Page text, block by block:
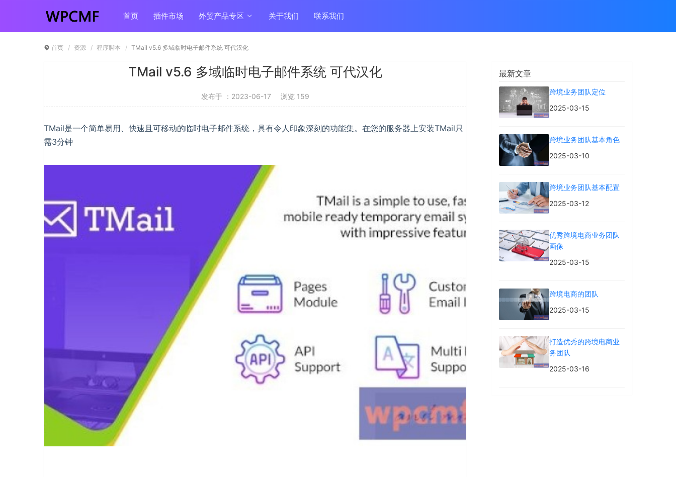
首页 插件市场 外贸产品专区 关于我们 联系我们
首页 资源 程序脚本 TMail v5.6 多域临时电子邮件系统 可代汉化
TMail v5.6 多域临时电子邮件系统 可代汉化
发布于 ：2023-06-17 浏览 159
TMail是一个简单易用、快速且可移动的临时电子邮件系统，具有令人印象深刻的功能集。在您的服务器上安装TMail只
需3分钟
最新文章
跨境业务团队定位
2025-03-15
跨境业务团队基本角色
2025-03-10
跨境业务团队基本配置
2025-03-12
优秀跨境电商业务团队
画像
2025-03-15
跨境电商的团队
2025-03-15
打造优秀的跨境电商业
务团队
2025-03-16